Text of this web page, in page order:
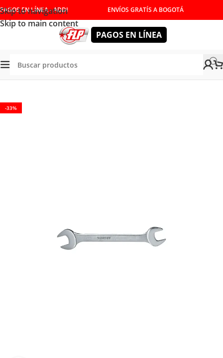
Skip to navigation
Skip to main content
PAGOS EN LÍNEA - ADDI ENVÍOS GRATÍS A BOGOTÁ
PAGOS EN LÍNEA
/ HERRAMIENTAS MANUALES LLAVES BOCA FIJA
-33%